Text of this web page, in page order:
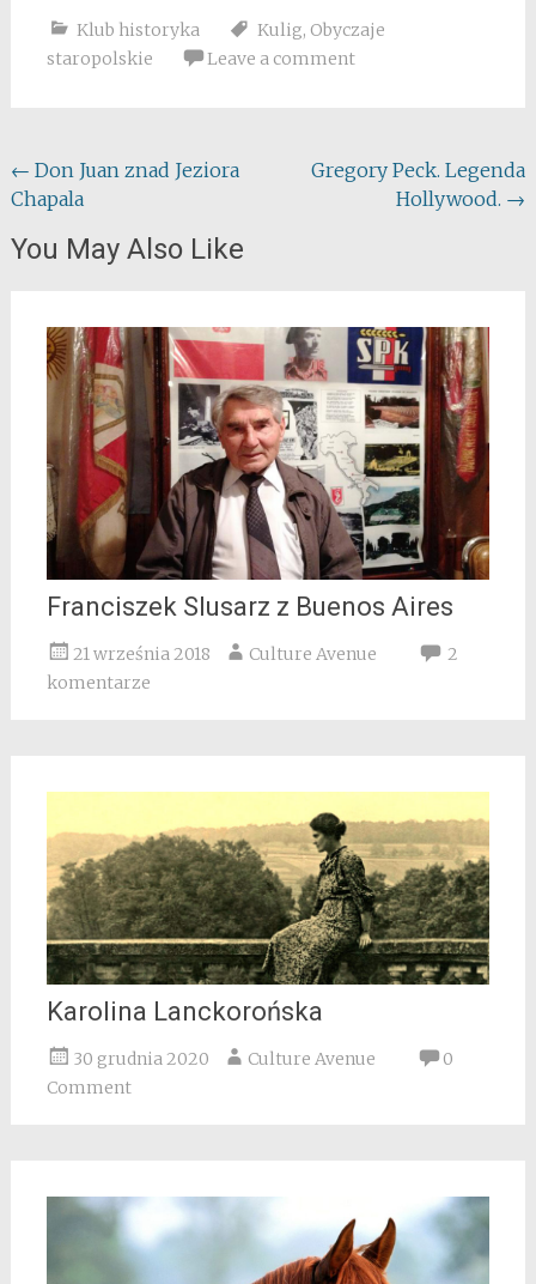
Klub historyka Kulig, Obyczaje
staropolskie
Leave a comment
Post
navigation
← Don Juan znad Jeziora
Chapala
Gregory Peck. Legenda
Hollywood. →
You May Also Like
Franciszek Slusarz z Buenos Aires
21 września 2018 Culture Avenue
2
komentarze
Karolina Lanckorońska
30 grudnia 2020 Culture Avenue
0
Comment